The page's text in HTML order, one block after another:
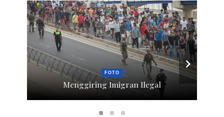
FOTO
Menggiring Imigran Ilegal